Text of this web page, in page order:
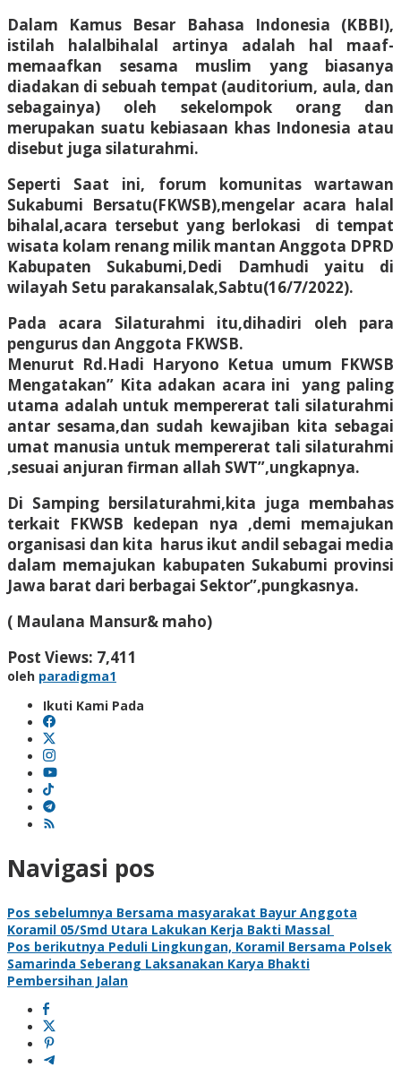
Dalam Kamus Besar Bahasa Indonesia (KBBI),
istilah halalbihalal artinya adalah hal maaf-
memaafkan sesama muslim yang biasanya
diadakan di sebuah tempat (auditorium, aula, dan
sebagainya) oleh sekelompok orang dan
merupakan suatu kebiasaan khas Indonesia atau
disebut juga silaturahmi.
Seperti Saat ini, forum komunitas wartawan
Sukabumi Bersatu(FKWSB),mengelar acara halal
bihalal,acara tersebut yang berlokasi di tempat
wisata kolam renang milik mantan Anggota DPRD
Kabupaten Sukabumi,Dedi Damhudi yaitu di
wilayah Setu parakansalak,Sabtu(16/7/2022).
Pada acara Silaturahmi itu,dihadiri oleh para
pengurus dan Anggota FKWSB.
Menurut Rd.Hadi Haryono Ketua umum FKWSB
Mengatakan” Kita adakan acara ini yang paling
utama adalah untuk mempererat tali silaturahmi
antar sesama,dan sudah kewajiban kita sebagai
umat manusia untuk mempererat tali silaturahmi
,sesuai anjuran firman allah SWT”,ungkapnya.
Di Samping bersilaturahmi,kita juga membahas
terkait FKWSB kedepan nya ,demi memajukan
organisasi dan kita harus ikut andil sebagai media
dalam memajukan kabupaten Sukabumi provinsi
Jawa barat dari berbagai Sektor”,pungkasnya.
( Maulana Mansur& maho)
Post Views: 7,411
oleh paradigma1
Ikuti Kami Pada
Navigasi pos
Pos sebelumnya Bersama masyarakat Bayur Anggota
Koramil 05/Smd Utara Lakukan Kerja Bakti Massal
Pos berikutnya Peduli Lingkungan, Koramil Bersama Polsek
Samarinda Seberang Laksanakan Karya Bhakti
Pembersihan Jalan